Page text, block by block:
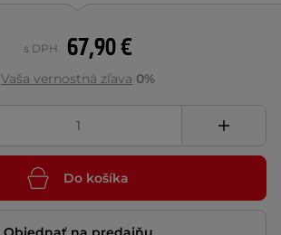
67,90 €
s DPH
Vaša vernostná zľava 0%
Do košíka